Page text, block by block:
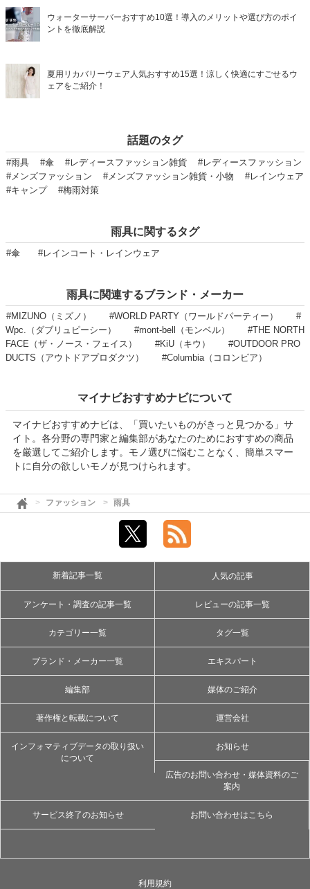
ウォーターサーバーおすすめ10選！導入のメリットや選び方のポイ
ントを徹底解説
夏用リカバリーウェア人気おすすめ15選！涼しく快適にすごせるウ
ェアをご紹介！
話題のタグ
#雨具 #傘 #レディースファッション雑貨
#レディースファッション
#メンズファッション
#メンズファッション雑貨・小物
#レインウェア
#キャンプ
#梅雨対策
雨具に関するタグ
#傘 #レインコート・レインウェア
雨具に関連するブランド・メーカー
#MIZUNO（ミズノ） #WORLD PARTY（ワールドパーティー）
#
Wpc.（ダブリュピーシー）
#mont-bell（モンベル）
#THE NORTH
FACE（ザ・ノース・フェイス）
#KiU（キウ）
#OUTDOOR PRO
DUCTS（アウトドアプロダクツ）
#Columbia（コロンビア）
マイナビおすすめナビについて
マイナビおすすめナビは、「買いたいものがきっと見つかる」サ
イト。各分野の専門家と編集部があなたのためにおすすめの商品
を厳選してご紹介します。モノ選びに悩むことなく、簡単スマー
トに自分の欲しいモノが見つけられます。
ファッション 雨具
新着記事一覧 人気の記事
アンケート・調査の記事一覧 レビューの記事一覧
カテゴリー一覧 タグ一覧
ブランド・メーカー一覧 エキスパート
編集部 媒体のご紹介
著作権と転載について 運営会社
インフォマティブデータの取り扱い
について
お知らせ
広告のお問い合わせ・媒体資料のご
案内
サービス終了のお知らせ お問い合わせはこちら
利用規約